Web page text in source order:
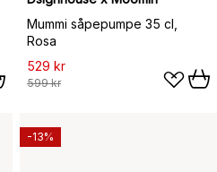
Mummi såpepumpe 35 cl,
Rosa
529 kr
599 kr
-13%